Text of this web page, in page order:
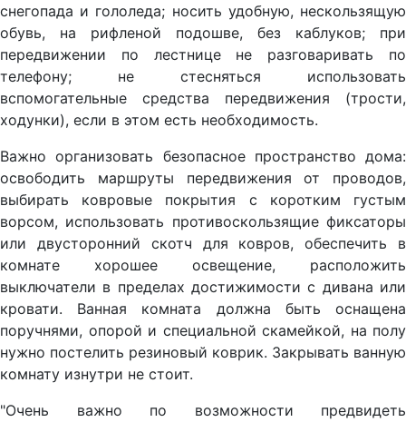
снегопада и гололеда; носить удобную, нескользящую
обувь, на рифленой подошве, без каблуков; при
передвижении по лестнице не разговаривать по
телефону; не стесняться использовать
вспомогательные средства передвижения (трости,
ходунки), если в этом есть необходимость.
Важно организовать безопасное пространство дома:
освободить маршруты передвижения от проводов,
выбирать ковровые покрытия с коротким густым
ворсом, использовать противоскользящие фиксаторы
или двусторонний скотч для ковров, обеспечить в
комнате хорошее освещение, расположить
выключатели в пределах достижимости с дивана или
кровати. Ванная комната должна быть оснащена
поручнями, опорой и специальной скамейкой, на полу
нужно постелить резиновый коврик. Закрывать ванную
комнату изнутри не стоит.
"Очень важно по возможности предвидеть